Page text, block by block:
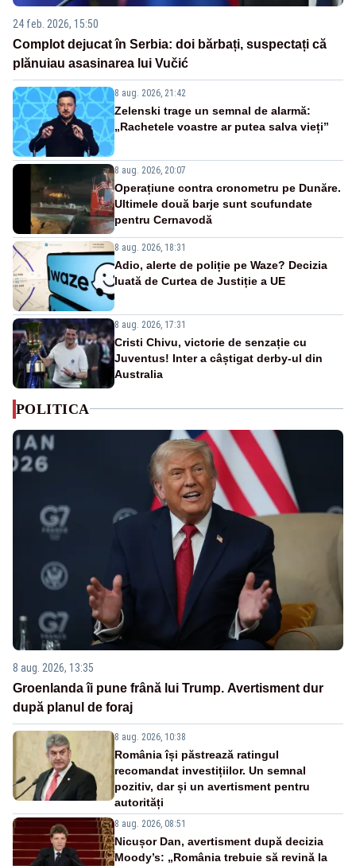
24 feb. 2026, 15:50
Complot dejucat în Serbia: doi bărbați, suspectați că
plănuiau asasinarea lui Vučić
8 aug. 2026, 21:42
Zelenski trage un semnal de alarmă:
„Rachetele voastre ar putea salva vieți”
8 aug. 2026, 20:07
Operațiune contra cronometru pe Dunăre.
Ultimele două barje sunt scufundate
pentru Cernavodă
8 aug. 2026, 18:31
Adio, alerte de poliție pe Waze? Decizia
luată de Curtea de Justiție a UE
8 aug. 2026, 17:31
Cristi Chivu, victorie de senzație cu
Juventus! Inter a câștigat derby-ul din
Australia
POLITICA
8 aug. 2026, 13:35
Groenlanda îi pune frână lui Trump. Avertisment dur
după planul de foraj
8 aug. 2026, 10:38
România își păstrează ratingul
recomandat investițiilor. Un semnal
pozitiv, dar și un avertisment pentru
autorități
8 aug. 2026, 08:51
Nicușor Dan, avertisment după decizia
Moody’s: „România trebuie să revină la